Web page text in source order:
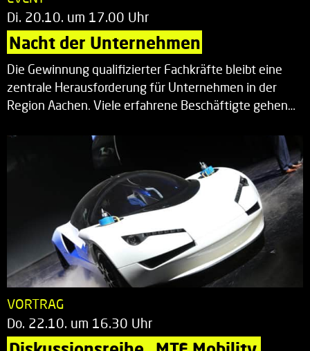
Di. 20.10. um 17.00 Uhr
Nacht der Unternehmen
Die Gewinnung qualifizierter Fachkräfte bleibt eine
zentrale Herausforderung für Unternehmen in der
Region Aachen. Viele erfahrene Beschäftigte gehen…
VORTRAG
Do. 22.10. um 16.30 Uhr